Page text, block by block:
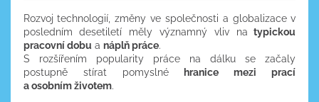
Rozvoj technologií, změny ve společnosti a globalizace v
posledním desetiletí měly významný vliv na typickou
pracovní dobu a náplň práce.
S rozšířením popularity práce na dálku se začaly
postupně stírat pomyslné hranice mezi prací
a osobním životem.